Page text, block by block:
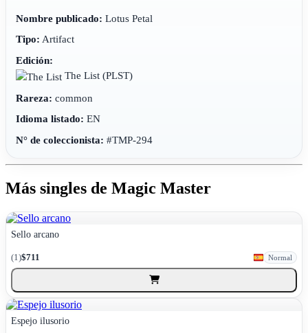
Nombre publicado: Lotus Petal
Tipo: Artifact
Edición:
The List(PLST)
Rareza: common
Idioma listado: EN
N° de coleccionista: #TMP-294
Más singles de Magic Master
Sello arcano
(1)$711 Normal
Espejo ilusorio